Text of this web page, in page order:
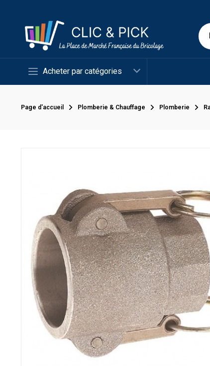
Acheter par catégories
Page d'accueil Plomberie & Chauffage Plomberie